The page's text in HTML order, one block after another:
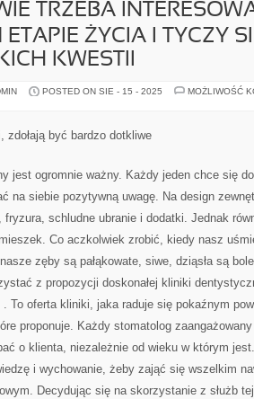
TRZEBA
ETAPIE ŻYCIA I TYCZY
KWESTII
POSTED ON SIE - 15 - 2025
MOŻLIWOŚĆ
zdołają być bardzo dotkliwe
jest ogromnie ważny. Każdy jeden chce się
na siebie pozytywną uwagę. Na design
fryzura, schludne ubranie i dodatki. Jednak
Co aczkolwiek zrobić, kiedy nasz
zęby są pałąkowate, siwe, dziąsła są
z propozycji doskonałej kliniki
. To oferta kliniki, jaka raduje się pokaźnym
proponuje. Każdy stomatolog
o klienta, niezależnie od wieku w którym
i wychowanie, żeby zająć się wszelkim
Decydując się na skorzystanie z służb